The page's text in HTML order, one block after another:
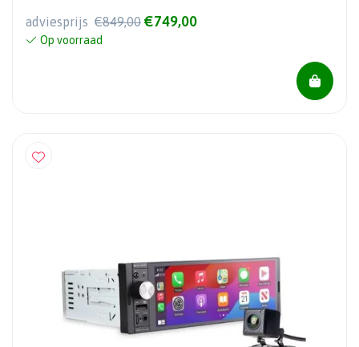
adviesprijs €849,00 €749,00
Op voorraad